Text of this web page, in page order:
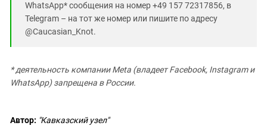
WhatsApp* сообщения на номер +49 157 72317856, в
Telegram – на тот же номер или пишите по адресу
@Caucasian_Knot.
* деятельность компании Meta (владеет Facebook, Instagram и
WhatsApp) запрещена в России.
Автор: "Кавказский узел"